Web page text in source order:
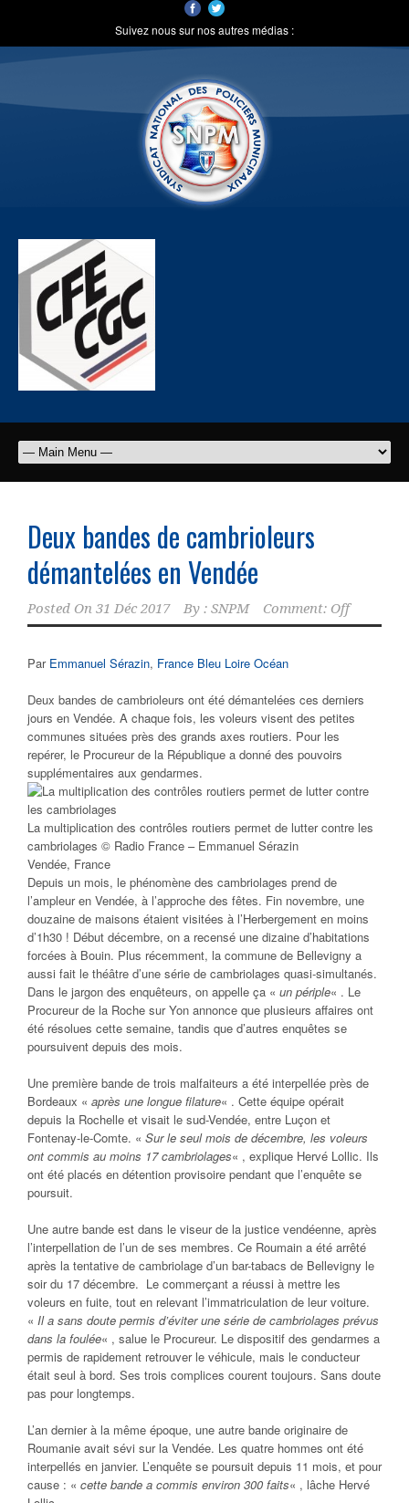
Suivez nous sur nos autres médias :
Deux bandes de cambrioleurs
démantelées en Vendée
Posted On 31 Déc 2017 By : SNPM Comment: Off
Par Emmanuel Sérazin, France Bleu Loire Océan
Deux bandes de cambrioleurs ont été démantelées ces derniers
jours en Vendée. A chaque fois, les voleurs visent des petites
communes situées près des grands axes routiers. Pour les
repérer, le Procureur de la République a donné des pouvoirs
supplémentaires aux gendarmes.
La multiplication des contrôles routiers permet de lutter contre les
cambriolages © Radio France – Emmanuel Sérazin
Vendée, France
Depuis un mois, le phénomène des cambriolages prend de
l’ampleur en Vendée, à l’approche des fêtes. Fin novembre, une
douzaine de maisons étaient visitées à l’Herbergement en moins
d’1h30 ! Début décembre, on a recensé une dizaine d’habitations
forcées à Bouin. Plus récemment, la commune de Bellevigny a
aussi fait le théâtre d’une série de cambriolages quasi-simultanés.
Dans le jargon des enquêteurs, on appelle ça « un périple« . Le
Procureur de la Roche sur Yon annonce que plusieurs affaires ont
été résolues cette semaine, tandis que d’autres enquêtes se
poursuivent depuis des mois.
Une première bande de trois malfaiteurs a été interpellée près de
Bordeaux « après une longue filature« . Cette équipe opérait
depuis la Rochelle et visait le sud-Vendée, entre Luçon et
Fontenay-le-Comte. « Sur le seul mois de décembre, les voleurs
ont commis au moins 17 cambriolages« , explique Hervé Lollic. Ils
ont été placés en détention provisoire pendant que l’enquête se
poursuit.
Une autre bande est dans le viseur de la justice vendéenne, après
l’interpellation de l’un de ses membres. Ce Roumain a été arrêté
après la tentative de cambriolage d’un bar-tabacs de Bellevigny le
soir du 17 décembre. Le commerçant a réussi à mettre les
voleurs en fuite, tout en relevant l’immatriculation de leur voiture.
« Il a sans doute permis d’éviter une série de cambriolages prévus
dans la foulée« , salue le Procureur. Le dispositif des gendarmes a
permis de rapidement retrouver le véhicule, mais le conducteur
était seul à bord. Ses trois complices courent toujours. Sans doute
pas pour longtemps.
L’an dernier à la même époque, une autre bande originaire de
Roumanie avait sévi sur la Vendée. Les quatre hommes ont été
interpellés en janvier. L’enquête se poursuit depuis 11 mois, et pour
cause : « cette bande a commis environ 300 faits« , lâche Hervé